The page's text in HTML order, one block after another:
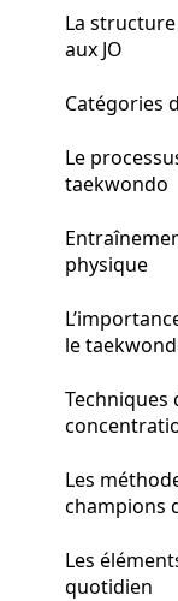
La
aux JO
Catégories
Le
taekwondo
physique
le
Techniques
Les
champions
Les
quotidien